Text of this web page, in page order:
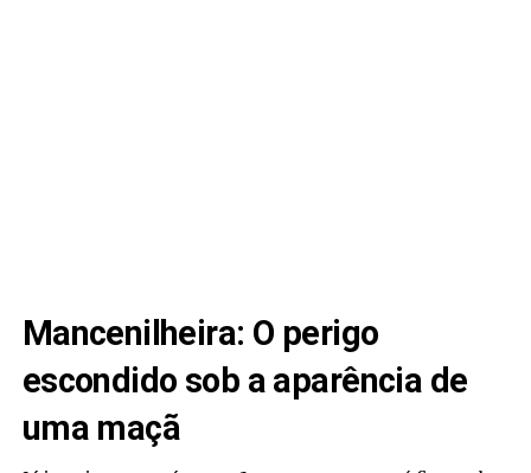
Mancenilheira: O perigo
escondido sob a aparência de
uma maçã